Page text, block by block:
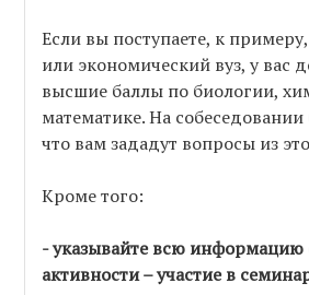
Если вы поступаете, к
или экономический вуз, у вас
высшие баллы по биологии,
математике. На собеседовании
что вам зададут вопросы из
Кроме того:
- указывайте всю информацию
активности – участие в